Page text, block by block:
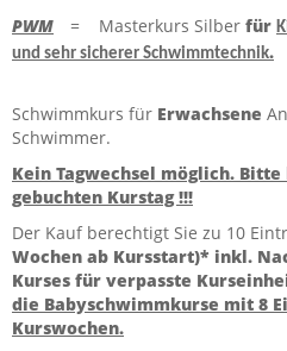
PWM
= Masterkurs Silber für
und sehr sicherer Schwimmtechnik.
Schwimmkurs für Erwachsene
Schwimmer.
Kein Tagwechsel möglich.
gebuchten Kurstag !!!
Der Kauf berechtigt Sie zu 10
Wochen ab Kursstart)* inkl.
Kurses für verpasste
die Babyschwimmkurse mit 8
Kurswochen.